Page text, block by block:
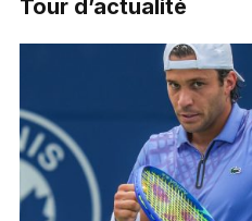
Tour d’actualité